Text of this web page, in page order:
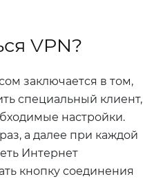
VPN?
заключается в том,
специальный клиент,
настройки.
а далее при каждой
Интернет
кнопку соединения